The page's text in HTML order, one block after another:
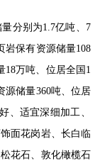
分别为1.7亿吨、7
岩保有资源储量108
18万吨、位居全国1
源储量360吨、位居
、适宜深细加工、
面花岗岩、长白临
花石、敦化橄榄石